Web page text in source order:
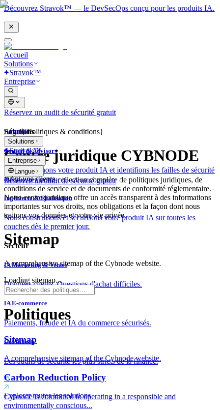
Découvrez Stravok™ — le DevSecOps conçu pour les produits IA.
Accueil
Solutions
Stravok™
Entreprise
Réservez un audit de sécurité gratuit
Solutions
Conseil & Advisory
Nous examinons votre produit IA et identifions les failles de sécurité
avant vos clients.
Ingénierie & Réalisation
Nous construisons et sécurisons votre produit IA sur toutes les
couches dès le premier jour.
Secteur
IA Marketing & Ventes
Données clients. Questions d'achat difficiles.
IA E-commerce
Paiements, fraude et IA du commerce sécurisés.
IA FinTech
Les audits de sécurité les plus stricts de la finance.
Explorer toutes les solutions
Accueil
Solutions
Stravok™
Entreprise
Langue
Réservez un audit de sécurité gratuit
Légal{Politiques & conditions}
Centre juridique CYBNODE
Découvrez notre collection complète de politiques juridiques, de
conditions de service et de documents de conformité réglementaire.
Notre centre juridique offre un accès transparent à des informations
importantes sur vos droits, nos obligations et la façon dont nous
traitons vos données et votre vie privée.
Sitemap
A comprehensive sitemap of the Cybnode website.
Loading sitemap...
Politiques
Sitemap
A comprehensive sitemap of the Cybnode website.
Carbon Reduction Policy
Cybnode is committed to operating in a responsible and
environmentally conscious...